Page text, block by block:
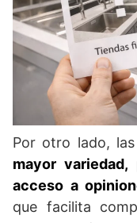
Por otro lado,
mayor
acceso a
que facilita